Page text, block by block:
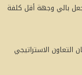
بالي وجهة أقل كلفة
التعاون الاستراتيجي